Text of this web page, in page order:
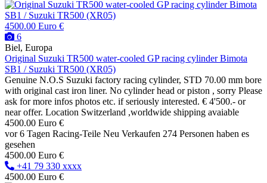
4500.00 Euro €
6
Biel, Europa
Original Suzuki TR500 water-cooled GP racing cylinder Bimota
SB1 / Suzuki TR500 (XR05)
Genuine N.O.S Suzuki factory racing cylinder, STD 70.00 mm bore
with original cast iron liner. No cylinder head or piston , sorry Please
ask for more infos photos etc. if seriously interested. € 4'500.- or
near offer. Location Switzerland ,worldwide shipping avaiable
4500.00 Euro €
vor 6 Tagen Racing-Teile Neu Verkaufen 274 Personen haben es
gesehen
4500.00 Euro €
+41 79 330 xxxx
4500.00 Euro €